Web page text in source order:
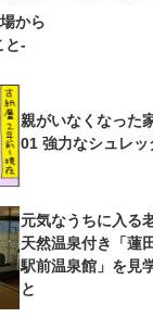
から
と-
親がいなくなった
01 強力なシュレッ
元気なうちに入る
天然温泉付き「蓮
駅前温泉館」を見
と